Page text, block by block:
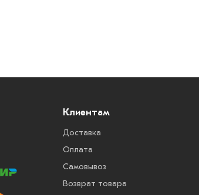
Клиентам
Доставка
Оплата
Самовывоз
Возврат товара